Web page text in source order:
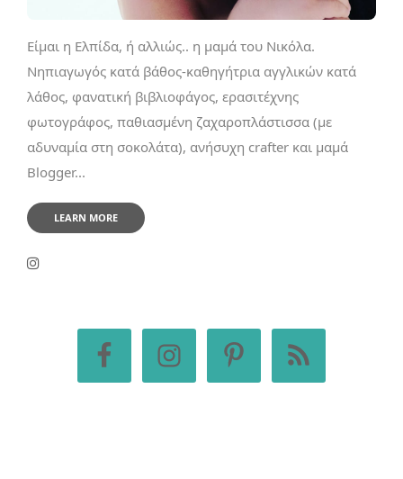
Είμαι η Ελπίδα, ή αλλιώς.. η μαμά του Νικόλα.
Νηπιαγωγός κατά βάθος-καθηγήτρια αγγλικών κατά
λάθος, φανατική βιβλιοφάγος, ερασιτέχνης
φωτογράφος, παθιασμένη ζαχαροπλάστισσα (με
αδυναμία στη σοκολάτα), ανήσυχη crafter και μαμά
Blogger...
LEARN MORE